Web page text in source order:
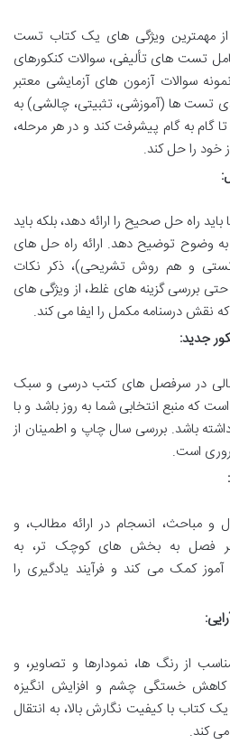
مهمترین ویژگی های یک کتاب تست
تست های تألیفی، سوالات کنکورهای
سوالات آزمون های آزمایشی معتبر
تست ها (آموزشی، تثبیتی، چالشی) به
گام به گام پیشرفت کند و در هر مرحله،
خود را حل کند.
راه حل صحیح را ارائه دهد، بلکه باید
وضوح توضیح دهد. ارائه راه حل های
و هم روش تشریحی)، ذکر نکات
بررسی گزینه های غلط، از ویژگی های
نقش درسنامه مکمل را ایفا می کند.
جدید:
در سرفصل های کتب درسی و سبک
که منبع انتخابی شما به روز باشد و با
باشد. بررسی سال چاپ و اطمینان از
است.
مباحث، انسجام در ارائه مطالب، و
فصل به بخش های کوچک تر، به
کمک می کند و فرآیند یادگیری را
از رنگ ها، نمودارها و تصاویر، و
کاهش خستگی چشم و افزایش انگیزه
کتاب با کیفیت نگارش بالا، به انتقال
کند.